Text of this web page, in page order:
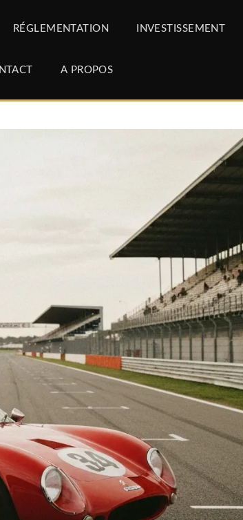
RÉGLEMENTATION INVESTISSEMENT
A PROPOS